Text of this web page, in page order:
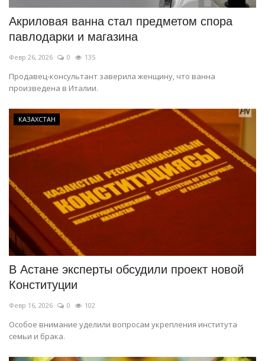
Акриловая ванна стал предметом спора
павлодарки и магазина
Февр 26, 2026 0 135
Продавец-консультант заверила женщину, что ванна
произведена в Италии.
КАЗАХСТАН
В Астане эксперты обсудили проект новой
Конституции
Февр 16, 2026 0 102
Особое внимание уделили вопросам укрепления института
семьи и брака.